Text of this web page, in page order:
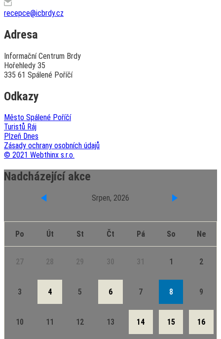
recepce@icbrdy.cz
Adresa
Informační Centrum Brdy
Hořehledy 35
335 61 Spálené Poříčí
Odkazy
Město Spálené Poříčí
Turistů Ráj
Plzeň Dnes
Zásady ochrany osobních údajů
© 2021 Webthinx s.r.o.
Nadcházející akce
Srpen, 2026
Po Út St Čt Pá So Ne
27 28 29 30 31 1 2
3 4 5 6 7 8 9
10 11 12 13 14 15 16